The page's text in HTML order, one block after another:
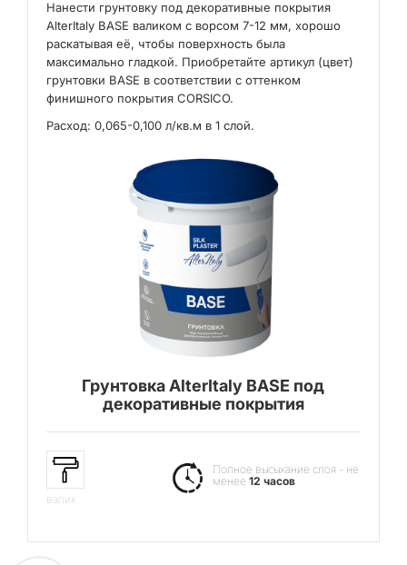
Нанести грунтовку под декоративные покрытия
AlterItaly BASE валиком с ворсом 7-12 мм, хорошо
раскатывая её, чтобы поверхность была
максимально гладкой. Приобретайте артикул (цвет)
грунтовки BASE в соответствии с оттенком
финишного покрытия CORSICO.
Расход: 0,065-0,100 л/кв.м в 1 слой.
Грунтовка AlterItaly BASE под
декоративные покрытия
валик
Полное высыхание слоя - не
менее12 часов